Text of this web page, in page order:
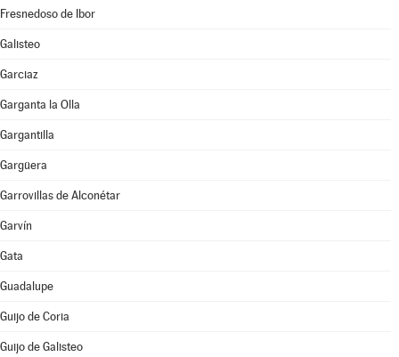
Fresnedoso de Ibor
Galisteo
Garciaz
Garganta la Olla
Gargantilla
Gargüera
Garrovillas de Alconétar
Garvín
Gata
Guadalupe
Guijo de Coria
Guijo de Galisteo